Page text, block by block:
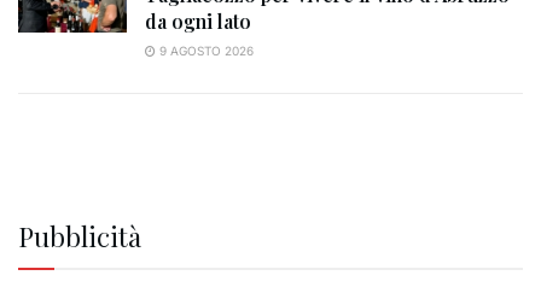
da ogni lato
9 AGOSTO 2026
Pubblicità